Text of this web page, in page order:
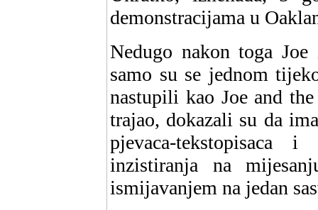
demonstracijama u
Nedugo nakon toga
samo su se jednom
nastupili kao Joe and
trajao, dokazali su da
pjevaca-tekstopisaca
inzistiranja na
ismijavanjem na jedan